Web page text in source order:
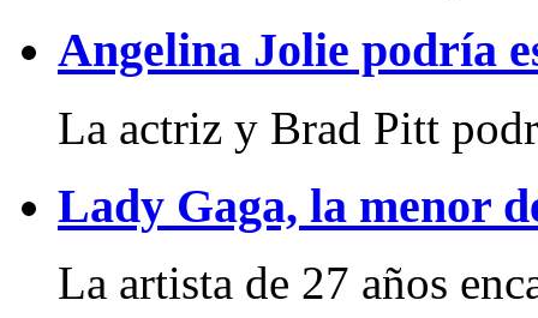
Angelina Jolie podría
La actriz y Brad Pitt
Lady Gaga, la menor
La artista de 27 años